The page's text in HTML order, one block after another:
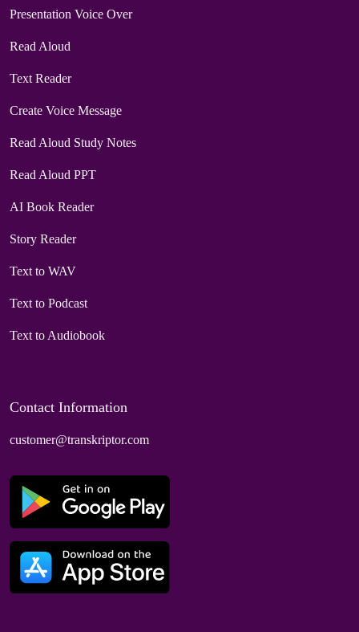
Presentation Voice Over
Read Aloud
Text Reader
Create Voice Message
Read Aloud Study Notes
Read Aloud PPT
AI Book Reader
Story Reader
Text to WAV
Text to Podcast
Text to Audiobook
Contact Information
customer@transkriptor.com